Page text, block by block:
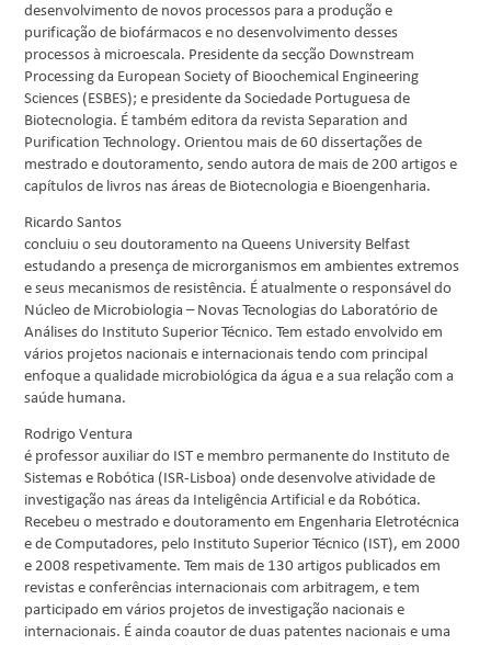
desenvolvimento de novos processos para a produção e
purificação de biofármacos e no desenvolvimento desses
processos à microescala. Presidente da secção Downstream
Processing da European Society of Bioochemical Engineering
Sciences (ESBES); e presidente da Sociedade Portuguesa de
Biotecnologia. É também editora da revista Separation and
Purification Technology. Orientou mais de 60 dissertações de
mestrado e doutoramento, sendo autora de mais de 200 artigos e
capítulos de livros nas áreas de Biotecnologia e Bioengenharia.
Ricardo Santos
concluiu o seu doutoramento na Queens University Belfast
estudando a presença de microrganismos em ambientes extremos
e seus mecanismos de resistência. É atualmente o responsável do
Núcleo de Microbiologia – Novas Tecnologias do Laboratório de
Análises do Instituto Superior Técnico. Tem estado envolvido em
vários projetos nacionais e internacionais tendo com principal
enfoque a qualidade microbiológica da água e a sua relação com a
saúde humana.
Rodrigo Ventura
é professor auxiliar do IST e membro permanente do Instituto de
Sistemas e Robótica (ISR-Lisboa) onde desenvolve atividade de
investigação nas áreas da Inteligência Artificial e da Robótica.
Recebeu o mestrado e doutoramento em Engenharia Eletrotécnica
e de Computadores, pelo Instituto Superior Técnico (IST), em 2000
e 2008 respetivamente. Tem mais de 130 artigos publicados em
revistas e conferências internacionais com arbitragem, e tem
participado em vários projetos de investigação nacionais e
internacionais. É ainda coautor de duas patentes nacionais e uma